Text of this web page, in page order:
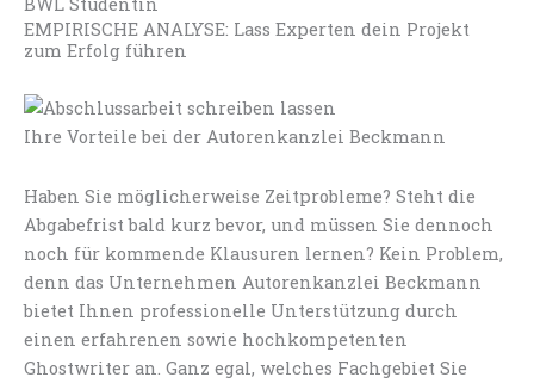
EMPIRISCHE ANALYSE: Lass Experten dein Projekt
zum Erfolg führen
Ihre Vorteile bei der Autorenkanzlei Beckmann
Haben Sie möglicherweise Zeitprobleme? Steht die
Abgabefrist bald kurz bevor, und müssen Sie dennoch
noch für kommende Klausuren lernen? Kein Problem,
denn das Unternehmen Autorenkanzlei Beckmann
bietet Ihnen professionelle Unterstützung durch
einen erfahrenen sowie hochkompetenten
Ghostwriter an. Ganz egal, welches Fachgebiet Sie